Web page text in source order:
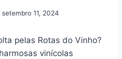
setembro 11, 2024
pelas Rotas do Vinho?
vinícolas